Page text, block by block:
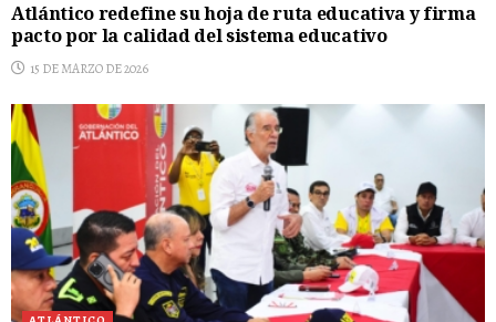
Atlántico redefine su hoja de ruta educativa y firma
pacto por la calidad del sistema educativo
15 DE MARZO DE 2026